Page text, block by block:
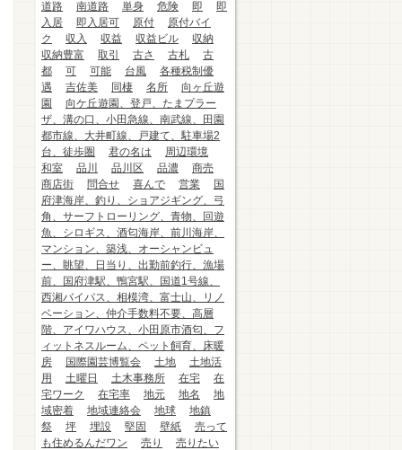
道路
南道路 単身 危険 即
即
入居
即入居可 原付
原付バイ
ク
収入 収益 収益ビル
収納
収納豊富
取引 古さ 古札
古
都
可 可能 台風
各種税制優
遇
吉佐美 同棲 名所
向ヶ丘遊
園
向ケ丘遊園、登戸、たまプラー
ザ、溝の口、小田急線、南武線、田園
都市線、大井町線、戸建て、駐車場2
台、徒歩圏
君の名は
周辺環境
和室
品川 品川区 品濃
商売
商店街
問合せ 喜んで 営業
国
府津海岸、釣り、ショアジギング、弓
角、サーフトローリング、青物、回遊
魚、シロギス、酒匂海岸、前川海岸、
マンション、築浅、オーシャンビュ
ー、眺望、日当り、出勤前釣行、漁場
前、国府津駅、鴨宮駅、国道1号線、
西湘バイパス、相模湾、富士山、リノ
ベーション、仲介手数料不要、高層
階、アイワハウス、小田原市酒匂、フ
ィットネスルーム、ペット飼育、床暖
房
国際園芸博覧会 土地
土地活
用
土曜日 土木事務所 在宅
在
宅ワーク
在宅率 地元 地名
地
域密着
地域連絡会 地球
地鎮
祭
坪 埋設 堅固 壁紙
売って
も住めるんだワン
売り
売りたい